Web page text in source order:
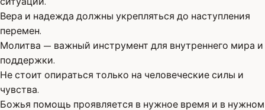
Вера и надежда должны укрепляться до наступления
перемен.
Молитва — важный инструмент для внутреннего мира и
поддержки.
Не стоит опираться только на человеческие силы и
чувства.
Божья помощь проявляется в нужное время и в нужном